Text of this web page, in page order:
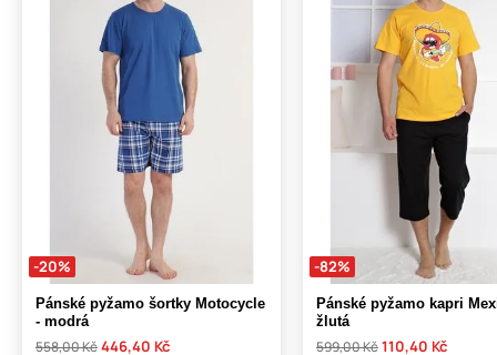
-20%
Pánské pyžamo šortky Motocycle
- modrá
558,00 Kč446,40 Kč
-82%
Pánské pyžamo kapri
žlutá
599,00 Kč110,40 Kč